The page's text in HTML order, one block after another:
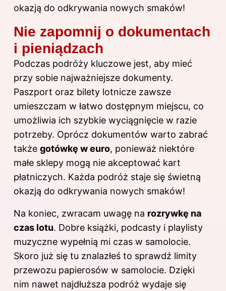
okazją do odkrywania nowych smaków!
Nie zapomnij o dokumentach
i pieniądzach
Podczas podróży kluczowe jest, aby mieć
przy sobie najważniejsze dokumenty.
Paszport oraz bilety lotnicze zawsze
umieszczam w łatwo dostępnym miejscu, co
umożliwia ich szybkie wyciągnięcie w razie
potrzeby. Oprócz dokumentów warto zabrać
także gotówkę w euro, ponieważ niektóre
małe sklepy mogą nie akceptować kart
płatniczych. Każda podróż staje się świetną
okazją do odkrywania nowych smaków!
Na koniec, zwracam uwagę na rozrywkę na
czas lotu. Dobre książki, podcasty i playlisty
muzyczne wypełnią mi czas w samolocie.
Skoro już się tu znalazłeś to sprawdź limity
przewozu papierosów w samolocie. Dzięki
nim nawet najdłuższa podróż wydaje się